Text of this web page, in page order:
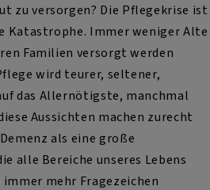
zu versorgen? Die Pflegekrise ist
Katastrophe. Immer weniger Alte
Familien versorgt werden
wird teurer, seltener,
das Allernötigste, manchmal
Aussichten machen zurecht
als eine große
alle Bereiche unseres Lebens
mehr Fragezeichen